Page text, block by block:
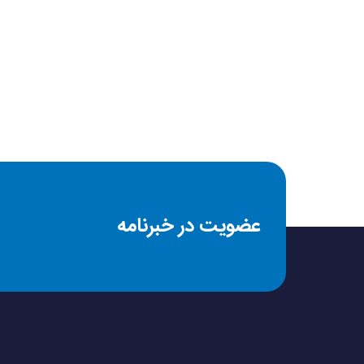
عضویت در خبرنامه